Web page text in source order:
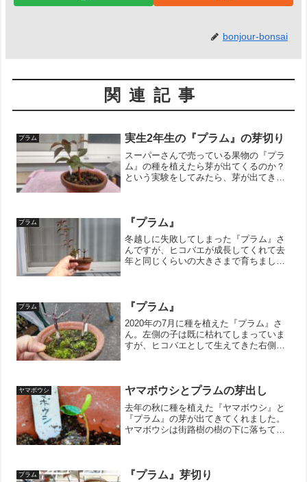
bonjour-bonsai
関連記事
プラム 実生2年生の『プラム』の芽切り
スーパーさんで売っている果物の『プラ
ム』の種を植えたら芽が出てくるのか？
という実験をしてみたら、芽が出てきて
も小品盆栽にしたい...
プラム 『プラム』
冬越しに失敗してしまった『プラム』さ
んですが、ヒコバエが成長してくれて去
年と同じくらいの大きさまで育ちまし
代には追いついておりません...
プラム 『プラム』
2020年の7月に種を植えた『プラム』さ
ん。左側の子は既に枯れてしまっていま
すが、ヒコバエとして生えてきた右側の
す。バラ科は根っこの病...
ヤマボウシ ヤマボウシとプラムの芽出し
去年の秋に種を植えた『ヤマボウシ』と
『プラム』の芽が出てきてくれました。
ヤマボウシは街路樹の樹の下に落ちてい
るとありがたいものです。...
プラム 『プラム』芽切り